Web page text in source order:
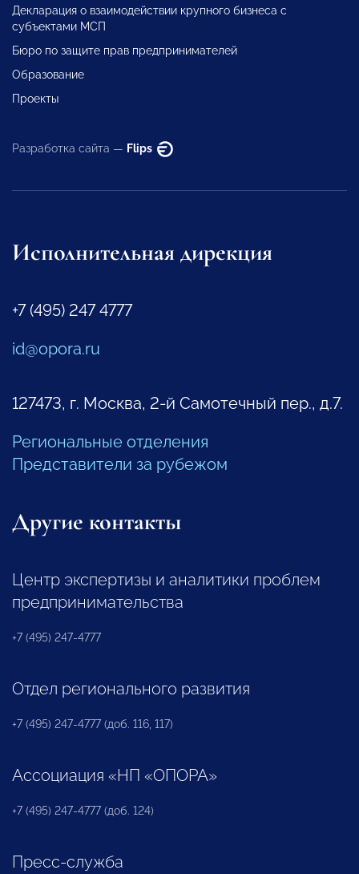
Декларация о взаимодействии крупного бизнеса с
субъектами МСП
Бюро по защите прав предпринимателей
Образование
Проекты
Разработка сайта — Flips
Исполнительная дирекция
+7 (495) 247 4777
id@opora.ru
127473, г. Москва, 2-й Самотечный пер., д.7.
Региональные отделения
Представители за рубежом
Другие контакты
Центр экспертизы и аналитики проблем
предпринимательства
+7 (495) 247-4777
Отдел регионального развития
+7 (495) 247-4777 (доб. 116, 117)
Ассоциация «НП «ОПОРА»
+7 (495) 247-4777 (доб. 124)
Пресс-служба